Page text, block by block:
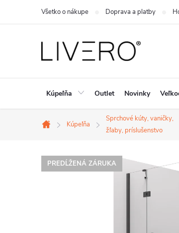
Všetko o nákupe Doprava a platby
Kúpeľňa Outlet Novinky
Domov
Kúpeľňa
Sprchové kúty, vaničky,
žľaby, príslušenstvo
PREDĹŽENÁ ZÁRUKA